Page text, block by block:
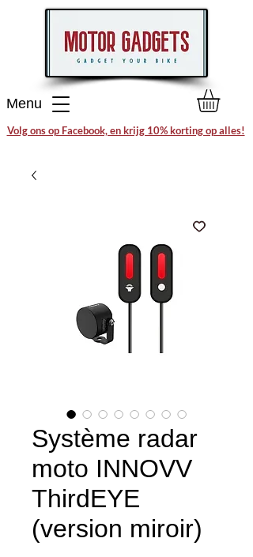
Menu
Volg ons op Facebook, en krijg 10% korting op alles!
Système radar
moto INNOVV
ThirdEYE
(version miroir)